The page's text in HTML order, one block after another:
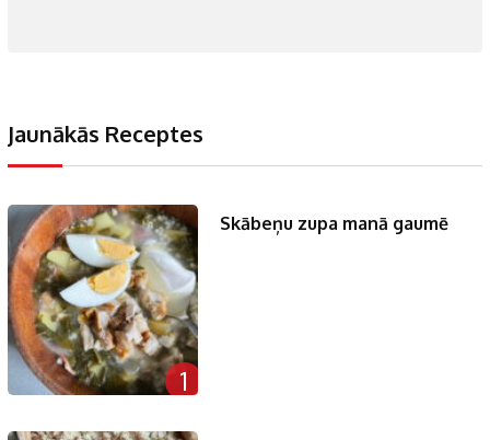
Jaunākās Receptes
1
Skābeņu zupa manā gaumē